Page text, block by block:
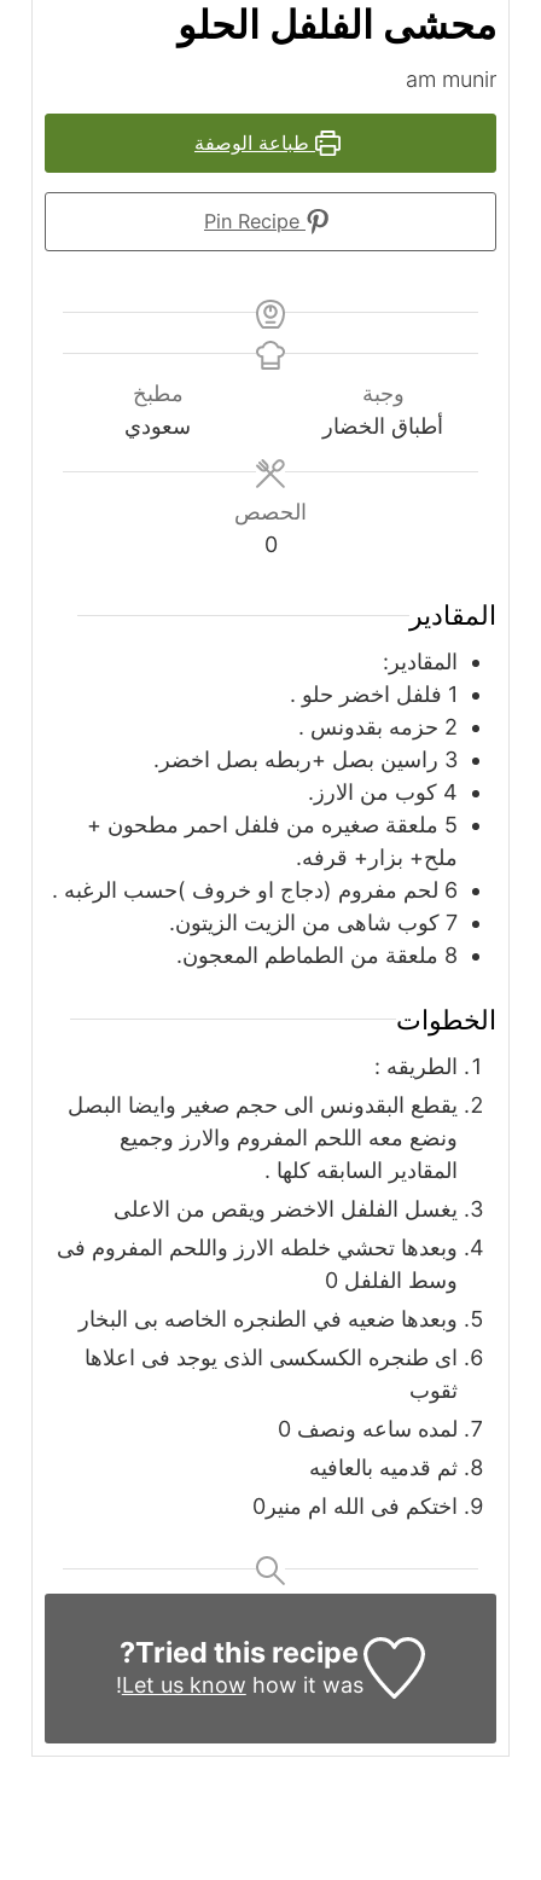
محشى الفلفل الحلو
am munir
طباعة الوصفة
Pin Recipe
وجبة
أطباق الخضار
مطبخ
سعودي
الحصص
0
المقادير
المقادير:
1 فلفل اخضر حلو .
2 حزمه بقدونس .
3 راسين بصل +ربطه بصل اخضر.
4 كوب من الارز.
5 ملعقة صغيره من فلفل احمر مطحون +
ملح+ بزار+ قرفه.
6 لحم مفروم (دجاج او خروف )حسب الرغبه .
7 كوب شاهى من الزيت الزيتون.
8 ملعقة من الطماطم المعجون.
الخطوات
الطريقه :
يقطع البقدونس الى حجم صغير وايضا البصل
ونضع معه اللحم المفروم والارز وجميع
المقادير السابقه كلها .
يغسل الفلفل الاخضر ويقص من الاعلى
وبعدها تحشي خلطه الارز واللحم المفروم فى
وسط الفلفل 0
وبعدها ضعيه في الطنجره الخاصه بى البخار
اى طنجره الكسكسى الذى يوجد فى اعلاها
ثقوب
لمده ساعه ونصف 0
ثم قدميه بالعافيه
اختكم فى الله ام منير0
Tried this recipe?
Let us know how it was!